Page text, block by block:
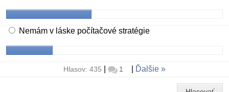
Nemám v láske počítačové stratégie
Hlasov: 435 1 Ďalšie